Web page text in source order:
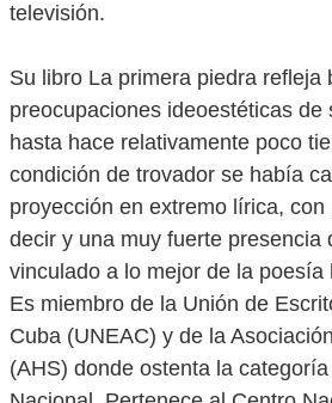
televisión.
Su libro La primera piedra refleja
preocupaciones ideoestéticas
hasta hace relativamente poco
condición de trovador se había
proyección en extremo lírica,
decir y una muy fuerte presencia
vinculado a lo mejor de la poesía
Es miembro de la Unión de
Cuba (UNEAC) y de la
(AHS) donde ostenta la